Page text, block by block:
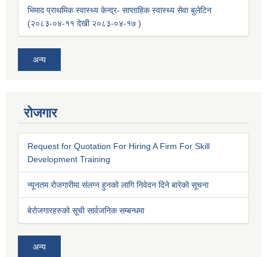
भिमाद प्राथमिक स्वास्थ्य केन्द्र- साप्ताहिक स्वास्थ्य सेवा बुलेटिन
(२०८३-०४-११ देखी २०८३-०४-१७ )
अन्य
रोजगार
Request for Quotation For Hiring A Firm For Skill
Development Training
न्यूनतम रोजगारीमा संलग्न हुनको लागि निवेदन दिने बारेको सूचना
बेरोजगारहरुको सूची सार्वजनिक सम्बन्धमा
अन्य